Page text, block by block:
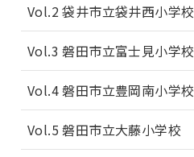
Vol.2 袋井市立袋井西小学校
Vol.3 磐田市立富士見小学校
Vol.4 磐田市立豊岡南小学校
Vol.5 磐田市立大藤小学校